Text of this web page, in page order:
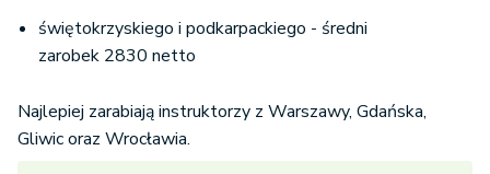
świętokrzyskiego i podkarpackiego - średni
zarobek 2830 netto
Najlepiej zarabiają instruktorzy z Warszawy, Gdańska,
Gliwic oraz Wrocławia.